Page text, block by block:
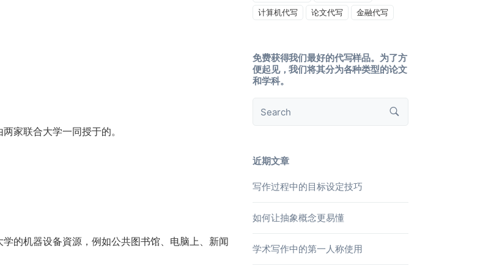
家联合大学一同授于的。
机器设备資源，例如公共图书馆、电脑上、新闻
计算机代写
论文代写 金融代写
免费获得我们最好的代写样品。为了方
便起见，我们将其分为各种类型的论文
和学科。
近期文章
写作过程中的目标设定技巧
如何让抽象概念更易懂
学术写作中的第一人称使用